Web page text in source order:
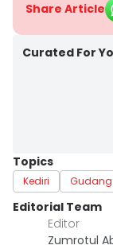
Share Article
Curated For
Topics
Kediri
Editorial Team
Editor
Zumrotul